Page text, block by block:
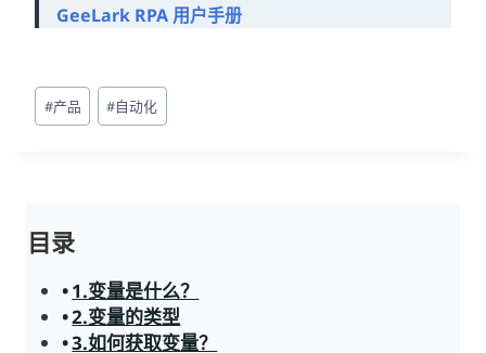
GeeLark RPA 用户手册
文
章
#产品 #自动化
目录
1.变量是什么？
2.变量的类型
3.如何获取变量？